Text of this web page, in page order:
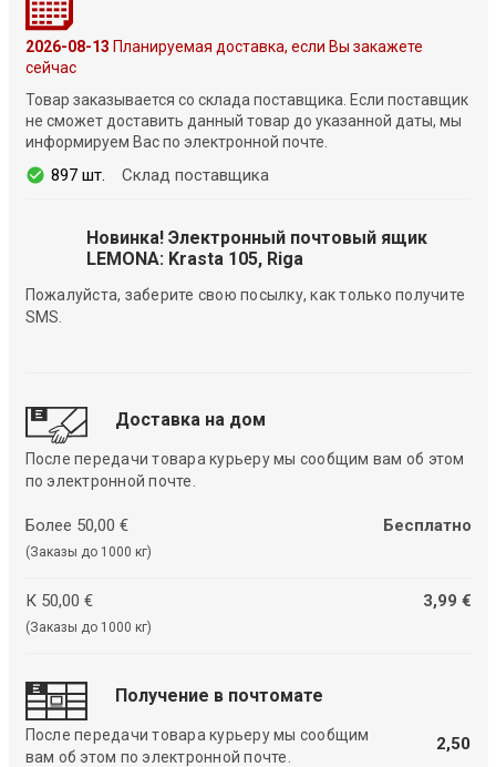
2026-08-13 Планируемая доставка, если Вы закажете
сейчас
Товар заказывается со склада поставщика. Если поставщик
не сможет доставить данный товар до указанной даты, мы
информируем Вас по электронной почте.
897 шт. Склад поставщика
Новинка! Электронный почтовый ящик
LEMONA: Krasta 105, Riga
Пожалуйста, заберите свою посылку, как только получите
SMS.
Доставка на дом
После передачи товара курьеру мы сообщим вам об этом
по электронной почте.
Более 50,00 €
(Заказы до 1000 кг)
Бесплатно
К 50,00 €
(Заказы до 1000 кг)
3,99 €
Получение в почтомате
После передачи товара курьеру мы сообщим
вам об этом по электронной почте.
2,50